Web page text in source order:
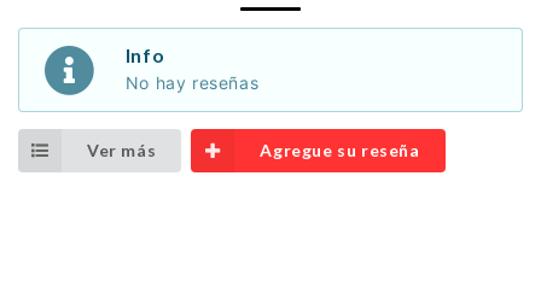
Info
No hay reseñas
Ver más Agregue su reseña